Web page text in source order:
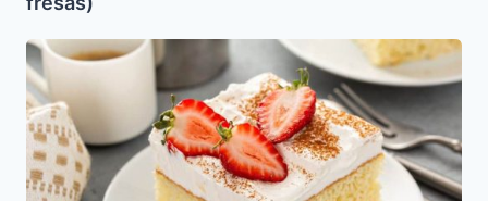
Torta
las
tres
leches